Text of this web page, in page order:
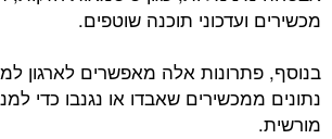
מכשירים ועדכוני תוכנה שוטפים.
בנוסף, פתרונות אלה מאפשרים לארגון
נתונים ממכשירים שאבדו או נגנבו כדי
מורשית.